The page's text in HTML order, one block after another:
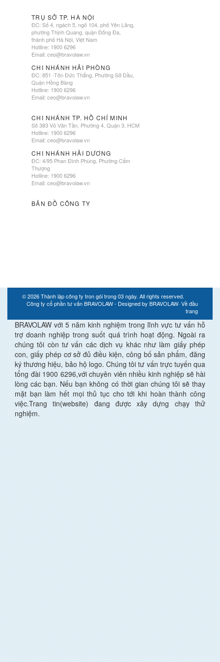
TRỤ SỞ TP. HÀ NỘI
ĐC: Số 4, ngách 5, ngõ 104, phố Yên Lãng,
phường Thịnh Quang, quận Đống Đa,
thành phố Hà Nội, Việt Nam
Hotline: 1900 6296
Email:ceo@bravolaw.vn
CHI NHÁNH HẢI PHÒNG
ĐC: 851 -Tôn Đức Thắng, Phường Sở Dầu,
Quận Hồng Bàng
Hotline: 1900 6296
Email:ceo@bravolaw.vn
CHI NHÁNH TP. HỒ CHÍ MINH
Số 383 Võ Văn Tần, Phường 4, Quận 3, HCM
Hotline: 1900 6296
Email:ceo@bravolaw.vn
CHI NHÁNH HẢI DƯƠNG
ĐC: 4/95 Phan Đình Phùng, Phường Cẩm
Thượng
Hotline: 1900 6296
Email:ceo@bravolaw.vn
BẢN ĐỒ CÔNG TY
© 2026Thành lập công ty tron gói trong 03 ngày. All rights reserved.
Công ty cổ phần tư vấn BRAVOLAW - Designed by BRAVOLAW· Về đầu
trang
BRAVOLAW với 5 năm kinh nghiệm trong lĩnh vực tư vấn hỗ
trợ doanh nghiệp trong suốt quá trình hoạt động. Ngoài ra
chúng tôi còn tư vấn các dịch vụ khác như làm giấy phép
con, giấy phép cơ sở đủ điều kiện, công bố sản phẩm, đăng
ký thương hiệu, bảo hộ logo. Chúng tôi tư vấn trực tuyến qua
tổng đài 1900 6296,với chuyên viên nhiều kinh nghiệp sẽ hài
lòng các bạn. Nếu bạn không có thời gian chúng tôi sẽ thay
mặt bạn làm hết mọi thủ tục cho tới khi hoàn thành công
việc.Trang tin(website) đang được xây dựng chạy thử
nghiệm.